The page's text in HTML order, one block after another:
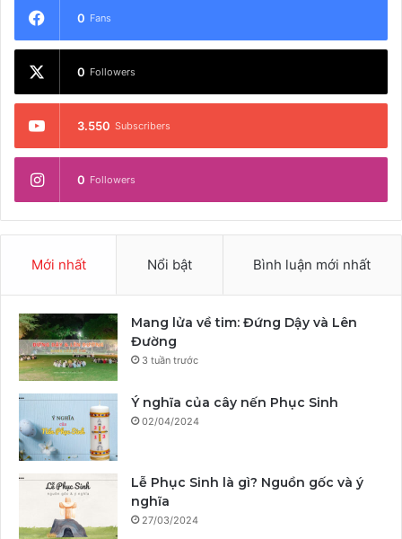
0 Fans
0 Followers
3.550 Subscribers
0 Followers
Mới nhất Nổi bật Bình luận mới nhất
Mang lửa về tim: Đứng Dậy và Lên
Đường
3 tuần trước
Ý nghĩa của cây nến Phục Sinh
02/04/2024
Lễ Phục Sinh là gì? Nguồn gốc và ý
nghĩa
27/03/2024